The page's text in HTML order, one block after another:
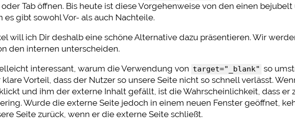
Tab öffnen. Bis heute ist diese Vorgehenweise von den einen
es gibt sowohl Vor- als auch Nachteile.
will ich Dir deshalb eine schöne Alternative dazu präsentieren. Wir
den internen unterscheiden.
interessant, warum die Verwendung von target="_blank" so
Vorteil, dass der Nutzer so unsere Seite nicht so schnell verlässt.
und ihm der externe Inhalt gefällt, ist die Wahrscheinlichkeit, dass er
Wurde die externe Seite jedoch in einem neuen Fenster geöffnet,
Seite zurück, wenn er die externe Seite schließt.